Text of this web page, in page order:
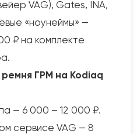
VAG), Gates, INA,
«ноунеймы» —
₽ на комплекте
ГРМ на Kodiaq
— 6 000 – 12 000 ₽.
сервисе VAG — 8